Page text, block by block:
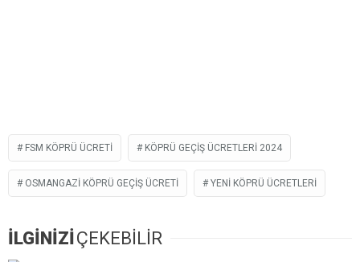
FSM KÖPRÜ ÜCRETI KÖPRÜ GEÇIŞ ÜCRETLERI 2024
OSMANGAZI KÖPRÜ GEÇIŞ ÜCRETI YENI KÖPRÜ ÜCRETLERI
İLGİNİZİÇEKEBİLİR